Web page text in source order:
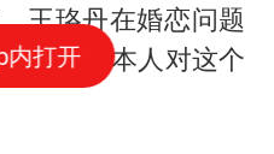
王珞丹在婚恋问题
王珞丹本人对这个
内打开